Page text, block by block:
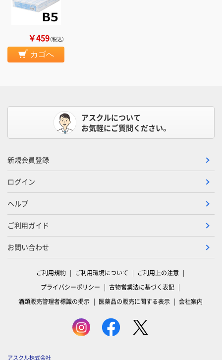
￥459（税込）
カゴへ
アスクルについて
お気軽にご質問ください。
新規会員登録
ログイン
ヘルプ
ご利用ガイド
お問い合わせ
ご利用規約 ご利用環境について
ご利用上の注意
プライバシーポリシー
古物営業法に基づく表記
酒類販売管理者標識の掲示
医薬品の販売に関する表示 会社案内
アスクル株式会社